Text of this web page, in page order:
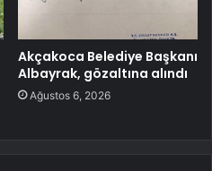
Akçakoca Belediye Başkanı
Albayrak, gözaltına alındı
Ağustos 6, 2026